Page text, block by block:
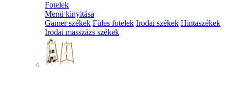
Fotelek
Menü kinyitása
Gamer székek Füles fotelek Irodai székek Hintaszékek
Irodai masszázs székek